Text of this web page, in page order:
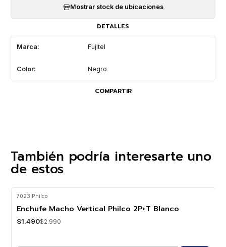
Mostrar stock de ubicaciones
DETALLES
Marca: Fujitel
Color: Negro
COMPARTIR
También podría interesarte uno
de estos
7023 Philco
Enchufe Macho Vertical Philco 2P+T Blanco
$1.490$2.990